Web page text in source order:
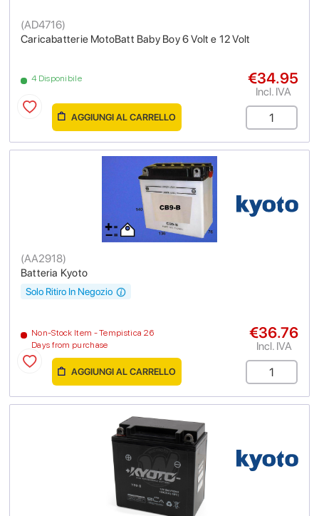
Caricabatterie MotoBatt Baby Boy 6 Volt e 12 Volt
(AD4716)
4 Disponibile €34.95
Incl. IVA
AGGIUNGI AL CARRELLO
Batteria Kyoto
(AA2918)
Non-Stock Item - Tempistica 26
Days from purchase
Solo Ritiro In Negozio
€36.76
Incl. IVA
AGGIUNGI AL CARRELLO